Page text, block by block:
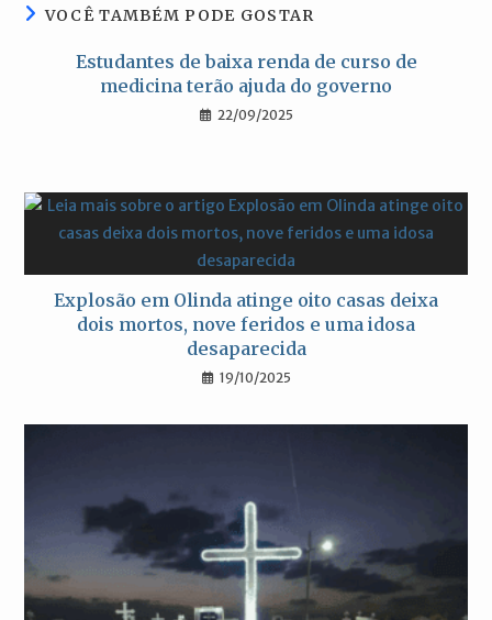
VOCÊ TAMBÉM PODE GOSTAR
Estudantes de baixa renda de curso de
medicina terão ajuda do governo
22/09/2025
Explosão em Olinda atinge oito casas deixa
dois mortos, nove feridos e uma idosa
desaparecida
19/10/2025